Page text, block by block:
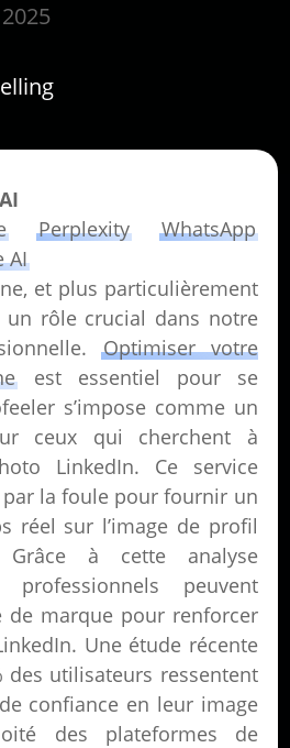
Perplexity
WhatsApp
AI
et plus particulièrement
un rôle crucial dans notre
Optimiser votre
est essentiel pour se
s’impose comme un
ceux qui cherchent à
LinkedIn. Ce service
par la foule pour fournir un
réel sur l’image de profil
Grâce à cette analyse
professionnels peuvent
de marque pour renforcer
Une étude récente
des utilisateurs ressentent
confiance en leur image
des plateformes de